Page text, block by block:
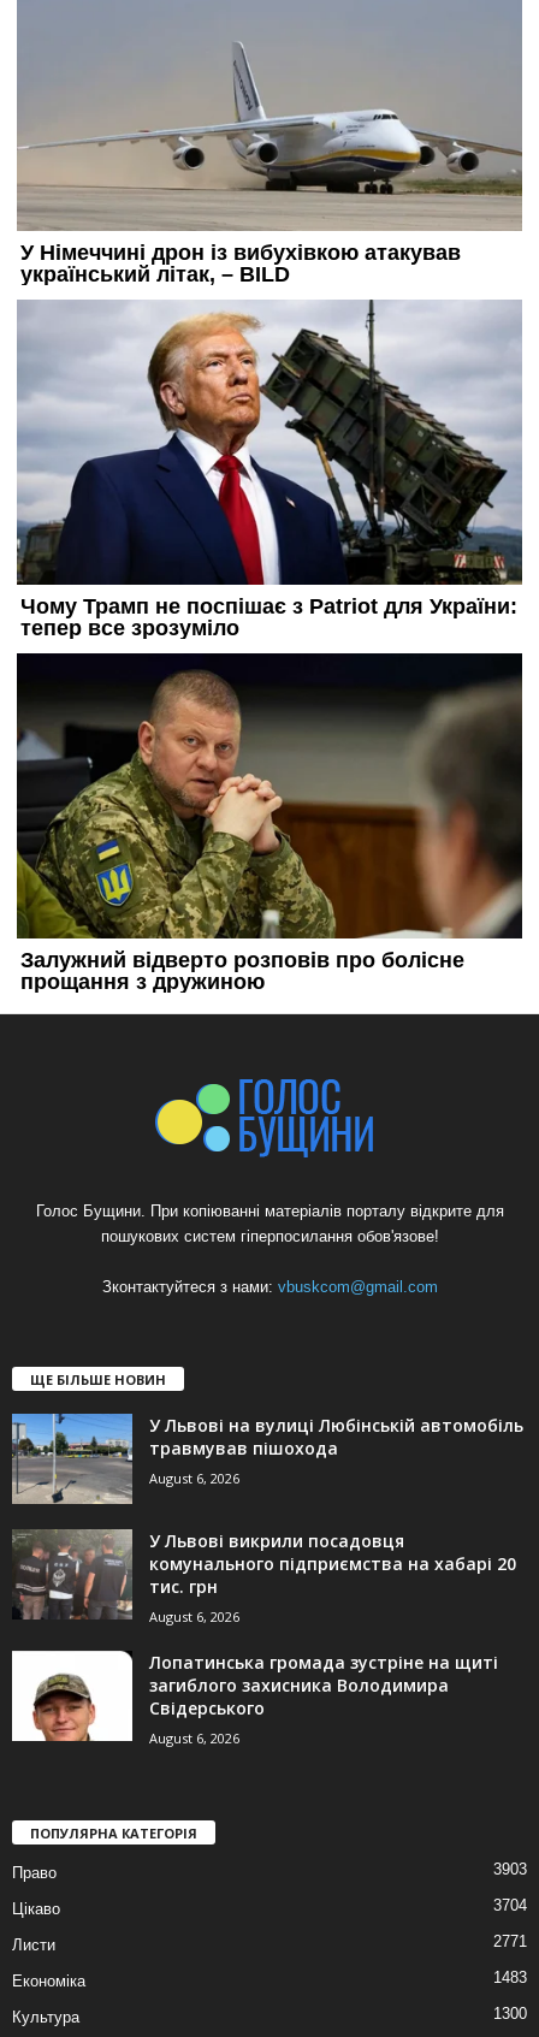
Голос Бущини. При копіюванні матеріалів порталу відкрите для
пошукових систем гіперпосилання обов'язове!
Зконтактуйтеся з нами: vbuskcom@gmail.com
ЩЕ БІЛЬШЕ НОВИН
У Львові на вулиці Любінській автомобіль
травмував пішохода
August 6, 2026
У Львові викрили посадовця
комунального підприємства на хабарі 20
тис. грн
August 6, 2026
Лопатинська громада зустріне на щиті
загиблого захисника Володимира
Свідерського
August 6, 2026
ПОПУЛЯРНА КАТЕГОРІЯ
Право 3903
Цікаво 3704
Листи 2771
Економіка 1483
Культура 1300